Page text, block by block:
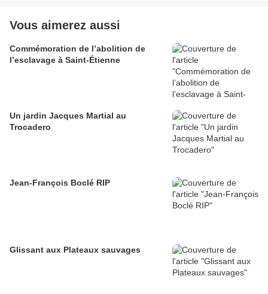
Vous aimerez aussi
Commémoration de l’abolition de
l’esclavage à Saint-Étienne
Un jardin Jacques Martial au
Trocadero
Jean-François Boclé RIP
Glissant aux Plateaux sauvages